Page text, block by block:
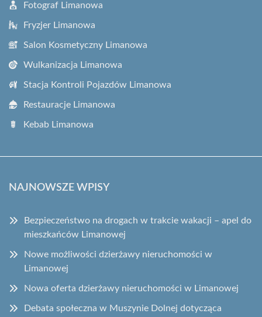
Fotograf Limanowa
Fryzjer Limanowa
Salon Kosmetyczny Limanowa
Wulkanizacja Limanowa
Stacja Kontroli Pojazdów Limanowa
Restauracje Limanowa
Kebab Limanowa
NAJNOWSZE WPISY
Bezpieczeństwo na drogach w trakcie wakacji – apel do
mieszkańców Limanowej
Nowe możliwości dzierżawy nieruchomości w
Limanowej
Nowa oferta dzierżawy nieruchomości w Limanowej
Debata społeczna w Muszynie Dolnej dotycząca